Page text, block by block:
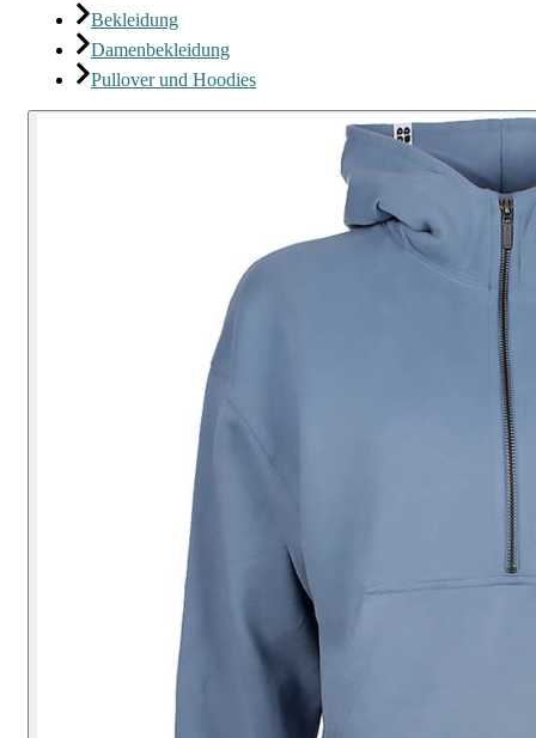
Bekleidung
Damenbekleidung
Pullover und Hoodies